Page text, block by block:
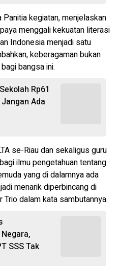
kegiatan, menjelaskan
menggali kekuatan literasi
Indonesia menjadi satu
keberagaman bukan
bangsa ini.
Rp61
Ada
se-Riau dan sekaligus guru
ilmu pengetahuan tentang
yang di dalamnya ada
menarik diperbincang di
Trio dalam kata sambutannya.
SSS Tak